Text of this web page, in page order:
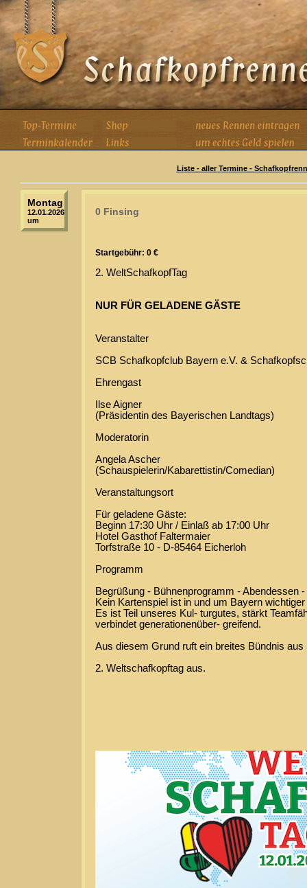
Liste - aller Termine -
Montag
12.01.2026
um
0 Finsing
Startgebühr: 0 €
2. WeltSchafkopfTag
NUR FÜR GELADENE GÄSTE
Veranstalter
SCB Schafkopfclub Bayern e.V. &
Ehrengast
Ilse Aigner
(Präsidentin des Bayerischen Landtags)
Moderatorin
Angela Ascher
(Schauspielerin/Kabarettistin/Comedian)
Veranstaltungsort
Für geladene Gäste:
Beginn 17:30 Uhr / Einlaß ab 17:00 Uhr
Hotel Gasthof Faltermaier
Torfstraße 10 - D-85464 Eicherloh
Programm
Begrüßung - Bühnenprogramm - Abendessen -
Kein Kartenspiel ist in und um Bayern
Es ist Teil unseres Kul- turgutes, stärkt
verbindet generationenüber- greifend.
Aus diesem Grund ruft ein breites Bündnis
2. Weltschafkopftag aus.